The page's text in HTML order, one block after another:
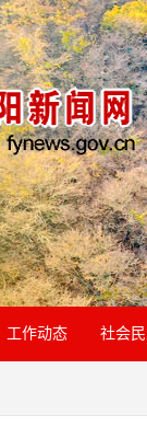
工作动态 社会